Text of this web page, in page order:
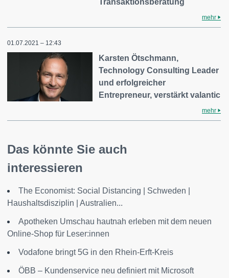
Transaktionsberatung
mehr
01.07.2021 – 12:43
Karsten Ötschmann,
Technology Consulting Leader
und erfolgreicher
Entrepreneur, verstärkt valantic
mehr
Das könnte Sie auch
interessieren
The Economist: Social Distancing | Schweden |
Haushaltsdisziplin | Australien...
Apotheken Umschau hautnah erleben mit dem neuen
Online-Shop für Leser:innen
Vodafone bringt 5G in den Rhein-Erft-Kreis
ÖBB – Kundenservice neu definiert mit Microsoft